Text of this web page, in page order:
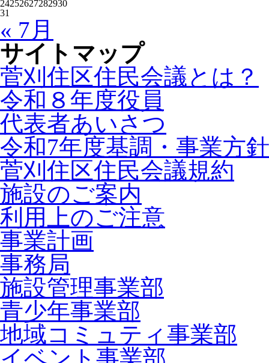
24252627282930
31
« 7月
サイトマップ
菅刈住区住民会議とは？
令和８年度役員
代表者あいさつ
令和7年度基調・事業方針
菅刈住区住民会議規約
施設のご案内
利用上のご注意
事業計画
事務局
施設管理事業部
青少年事業部
地域コミュティ事業部